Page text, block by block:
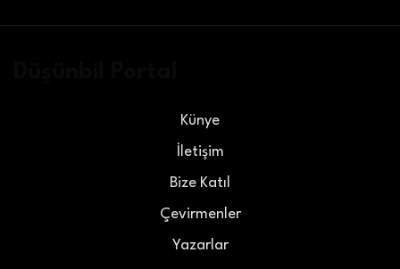
Künye
İletişim
Bize Katıl
Çevirmenler
Yazarlar